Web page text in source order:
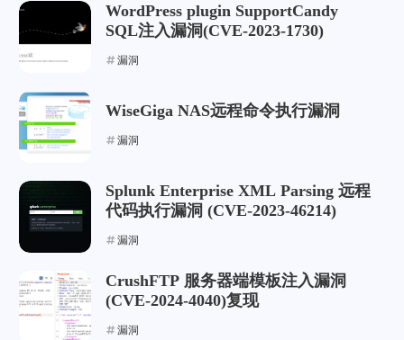
WordPress plugin SupportCandy
SQL注入漏洞(CVE-2023-1730)
漏洞
WiseGiga NAS远程命令执行漏洞
漏洞
Splunk Enterprise XML Parsing 远程
代码执行漏洞 (CVE-2023-46214)
漏洞
CrushFTP 服务器端模板注入漏洞
(CVE-2024-4040)复现
漏洞